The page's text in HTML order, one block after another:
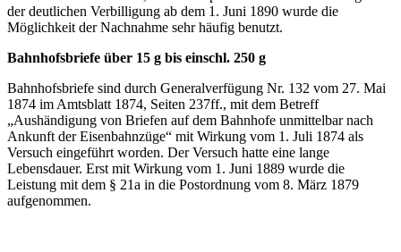
der deutlichen Verbilligung ab dem 1. Juni 1890 wurde die
Möglichkeit der Nachnahme sehr häufig benutzt.
Bahnhofsbriefe über 15 g bis einschl. 250 g
Bahnhofsbriefe sind durch Generalverfügung Nr. 132 vom 27. Mai
1874 im Amtsblatt 1874, Seiten 237ff., mit dem Betreff
„Aushändigung von Briefen auf dem Bahnhofe unmittelbar nach
Ankunft der Eisenbahnzüge“ mit Wirkung vom 1. Juli 1874 als
Versuch eingeführt worden. Der Versuch hatte eine lange
Lebensdauer. Erst mit Wirkung vom 1. Juni 1889 wurde die
Leistung mit dem § 21a in die Postordnung vom 8. März 1879
aufgenommen.